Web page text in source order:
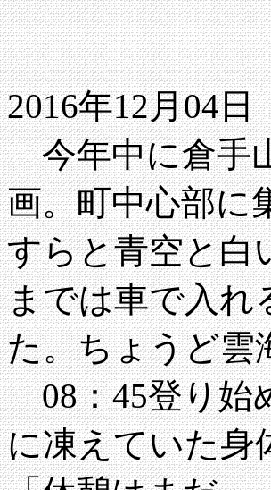
2016年12月04日
今年中に倉手
画。町中心部に
すらと青空と白
までは車で入れ
た。ちょうど雲
08：45登り始
に凍えていた身